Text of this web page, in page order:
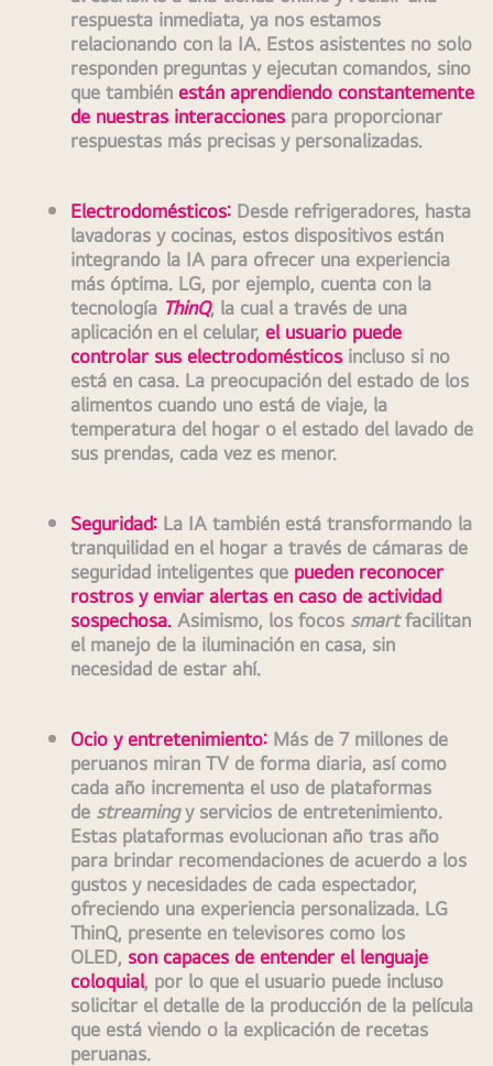
respuesta inmediata, ya nos estamos
relacionando con la IA. Estos asistentes no solo
responden preguntas y ejecutan comandos, sino
que también están aprendiendo constantemente
de nuestras interacciones para proporcionar
respuestas más precisas y personalizadas.
Electrodomésticos: Desde refrigeradores, hasta
lavadoras y cocinas, estos dispositivos están
integrando la IA para ofrecer una experiencia
más óptima. LG, por ejemplo, cuenta con la
tecnología ThinQ, la cual a través de una
aplicación en el celular, el usuario puede
controlar sus electrodomésticos incluso si no
está en casa. La preocupación del estado de los
alimentos cuando uno está de viaje, la
temperatura del hogar o el estado del lavado de
sus prendas, cada vez es menor.
Seguridad: La IA también está transformando la
tranquilidad en el hogar a través de cámaras de
seguridad inteligentes que pueden reconocer
rostros y enviar alertas en caso de actividad
sospechosa. Asimismo, los focos smart facilitan
el manejo de la iluminación en casa, sin
necesidad de estar ahí.
Ocio y entretenimiento: Más de 7 millones de
peruanos miran TV de forma diaria, así como
cada año incrementa el uso de plataformas
de streaming y servicios de entretenimiento.
Estas plataformas evolucionan año tras año
para brindar recomendaciones de acuerdo a los
gustos y necesidades de cada espectador,
ofreciendo una experiencia personalizada. LG
ThinQ, presente en televisores como los
OLED, son capaces de entender el lenguaje
coloquial, por lo que el usuario puede incluso
solicitar el detalle de la producción de la película
que está viendo o la explicación de recetas
peruanas.